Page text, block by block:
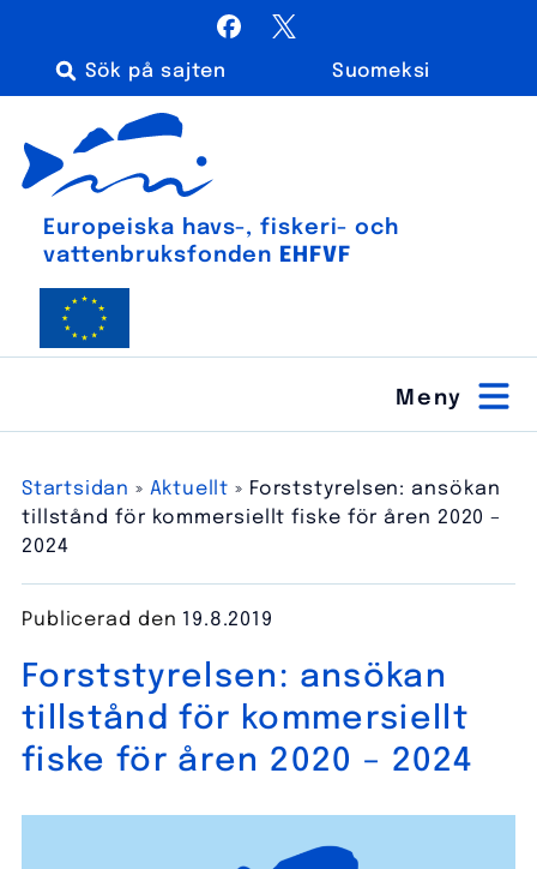
innehåll
Facebook
Suomeksi
Euroopan meri-, kalatalous- ja vesiviljelyrahasto
Europeiska havs-, fiskeri- och
vatten­bruks­fonden
EHFVF
Startsidan » Aktuellt » Forststyrelsen: ansökan
tillstånd för kommersiellt fiske för åren 2020 –
2024
Forststyrelsen: ansökan
tillstånd för kommersiellt
fiske för åren 2020 – 2024
Publicerad den 19.8.2019